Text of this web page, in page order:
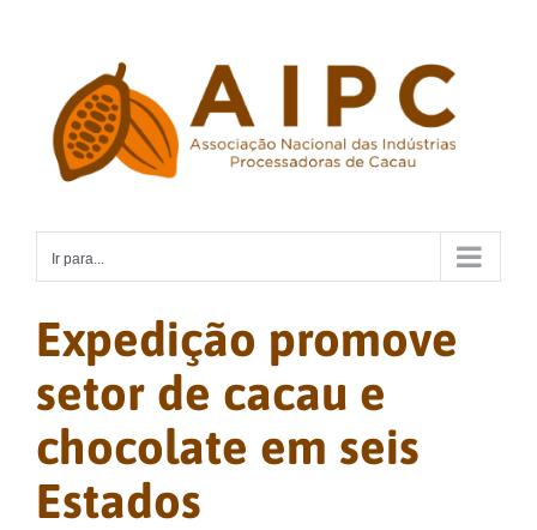
conteúdo
Ir para...
Expedição promove
setor de cacau e
chocolate em seis
Estados